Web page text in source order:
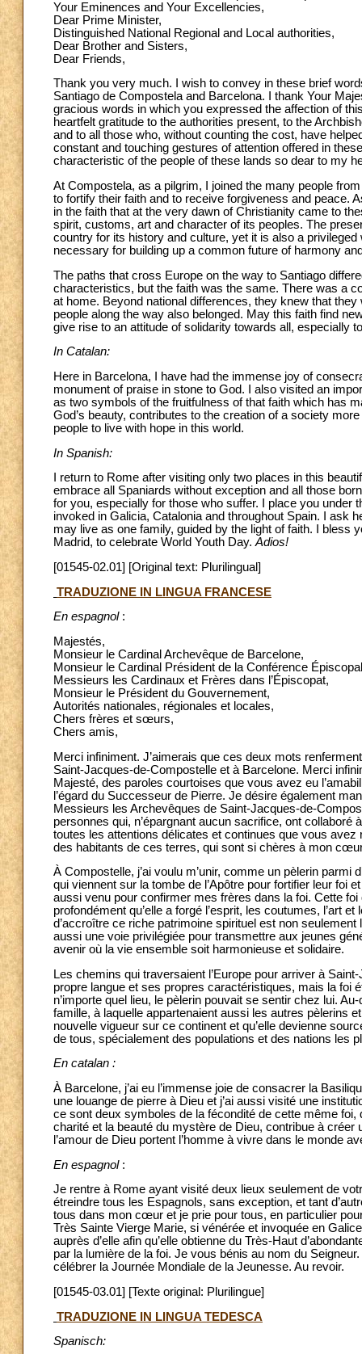
Your Eminences and Your Excellencies,
Dear Prime Minister,
Distinguished National Regional and Local authorities,
Dear Brother and Sisters,
Dear Friends,
Thank you very much. I wish to convey in these brief
Santiago de Compostela and Barcelona. I thank Your
gracious words in which you expressed the affection of
heartfelt gratitude to the authorities present, to the
and to all those who, without counting the cost, have
constant and touching gestures of attention offered in
characteristic of the people of these lands so dear to my
At Compostela, as a pilgrim, I joined the many people
to fortify their faith and to receive forgiveness and peace.
in the faith that at the very dawn of Christianity came to
spirit, customs, art and character of its peoples. The
country for its history and culture, yet it is also a
necessary for building up a common future of harmony
The paths that cross Europe on the way to Santiago
characteristics, but the faith was the same. There was a
at home. Beyond national differences, they knew that
people along the way also belonged. May this faith find
give rise to an attitude of solidarity towards all, especially
In Catalan:
Here in Barcelona, I have had the immense joy of
monument of praise in stone to God. I also visited an
as two symbols of the fruitfulness of that faith which has
God’s beauty, contributes to the creation of a society
people to live with hope in this world.
In Spanish:
I return to Rome after visiting only two places in this
embrace all Spaniards without exception and all those
for you, especially for those who suffer. I place you
invoked in Galicia, Catalonia and throughout Spain. I ask
may live as one family, guided by the light of faith. I bless
Madrid, to celebrate World Youth Day.Adios!
[01545-02.01] [Original text: Plurilingual]
TRADUZIONE IN LINGUA FRANCESE
En espagnol:
Majestés,
Monsieur le Cardinal Archevêque de Barcelone,
Monsieur le Cardinal Président de la Conférence
Messieurs les Cardinaux et Frères dans l’Épiscopat,
Monsieur le Président du Gouvernement,
Autorités nationales, régionales et locales,
Chers frères et sœurs,
Chers amis,
Merci infiniment. J’aimerais que ces deux mots
Saint-Jacques-de-Compostelle et à Barcelone. Merci
Majesté, des paroles courtoises que vous avez eu
l’égard du Successeur de Pierre. Je désire également
Messieurs les Archevêques de Saint-Jacques-de-
personnes qui, n’épargnant aucun sacrifice, ont
toutes les attentions délicates et continues que vous avez
des habitants de ces terres, qui sont si chères à mon
À Compostelle, j’ai voulu m’unir, comme un pèlerin parmi
qui viennent sur la tombe de l’Apôtre pour fortifier leur foi
aussi venu pour confirmer mes frères dans la foi. Cette
profondément qu’elle a forgé l’esprit, les coutumes, l’art
d’accroître ce riche patrimoine spirituel est non
aussi une voie privilégiée pour transmettre aux jeunes
avenir où la vie ensemble soit harmonieuse et solidaire.
Les chemins qui traversaient l’Europe pour arriver à
propre langue et ses propres caractéristiques, mais la foi
n’importe quel lieu, le pèlerin pouvait se sentir chez lui.
famille, à laquelle appartenaient aussi les autres pèlerins
nouvelle vigueur sur ce continent et qu’elle devienne
de tous, spécialement des populations et des nations les
En catalan :
À Barcelone, j’ai eu l’immense joie de consacrer la
une louange de pierre à Dieu et j’ai aussi visité une
ce sont deux symboles de la fécondité de cette même
charité et la beauté du mystère de Dieu, contribue à créer
l’amour de Dieu portent l’homme à vivre dans le monde
En espagnol:
Je rentre à Rome ayant visité deux lieux seulement de
étreindre tous les Espagnols, sans exception, et tant
tous dans mon cœur et je prie pour tous, en particulier
Très Sainte Vierge Marie, si vénérée et invoquée en
auprès d’elle afin qu’elle obtienne du Très-Haut
par la lumière de la foi. Je vous bénis au nom du
célébrer la Journée Mondiale de la Jeunesse. Au revoir.
[01545-03.01] [Texte original: Plurilingue]
TRADUZIONE IN LINGUA TEDESCA
Spanisch: